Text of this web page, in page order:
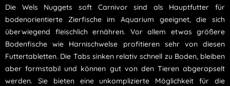
Die Wels Nuggets soft Carnivor sind als Hauptfutter für
bodenorientierte Zierfische im Aquarium geeignet, die sich
überwiegend fleischlich ernähren. Vor allem etwas größere
Bodenfische wie Harnischwelse profitieren sehr von diesen
Futtertabletten. Die Tabs sinken relativ schnell zu Boden, bleiben
aber formstabil und können gut von den Tieren abgerapselt
werden. Sie bieten eine unkomplizierte Möglichkeit für die